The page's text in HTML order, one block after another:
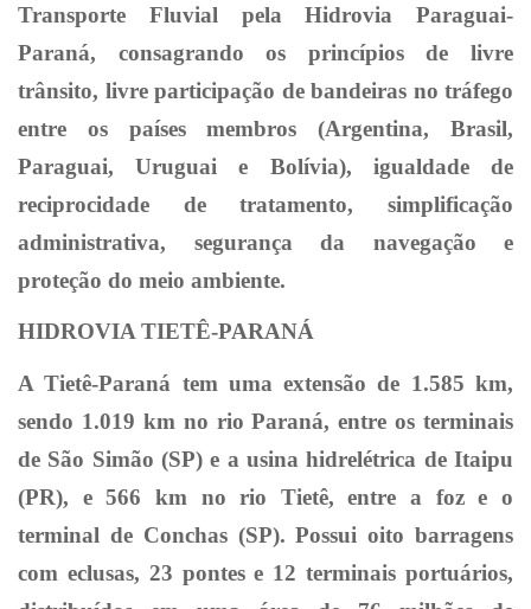
Transporte Fluvial pela Hidrovia Paraguai-
Paraná, consagrando os princípios de livre
trânsito, livre participação de bandeiras no tráfego
entre os países membros (Argentina, Brasil,
Paraguai, Uruguai e Bolívia), igualdade de
reciprocidade de tratamento, simplificação
administrativa, segurança da navegação e
proteção do meio ambiente.
HIDROVIA TIETÊ-PARANÁ
A Tietê-Paraná tem uma extensão de 1.585 km,
sendo 1.019 km no rio Paraná, entre os terminais
de São Simão (SP) e a usina hidrelétrica de Itaipu
(PR), e 566 km no rio Tietê, entre a foz e o
terminal de Conchas (SP). Possui oito barragens
com eclusas, 23 pontes e 12 terminais portuários,